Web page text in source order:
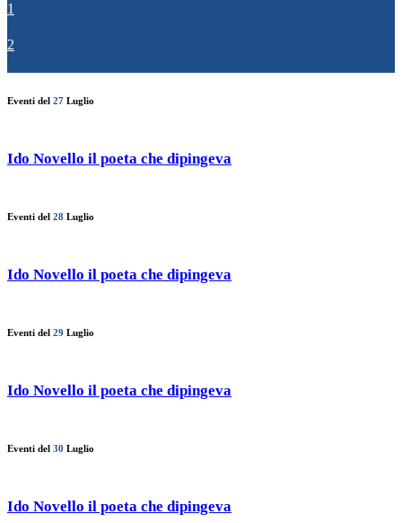
1
2
Eventi del 27 Luglio
Ido Novello il poeta che dipingeva
Eventi del 28 Luglio
Ido Novello il poeta che dipingeva
Eventi del 29 Luglio
Ido Novello il poeta che dipingeva
Eventi del 30 Luglio
Ido Novello il poeta che dipingeva